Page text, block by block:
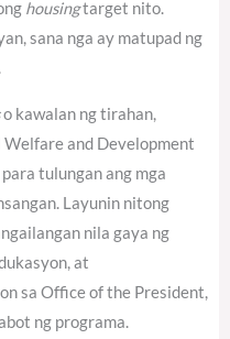
housingtarget nito.
sana nga ay matupad ng
o kawalan ng tirahan,
and Development
tulungan ang mga
Layunin nitong
nila gaya ng
at
sa Office of the President,
ng programa.